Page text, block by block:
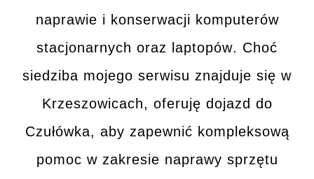
naprawie i konserwacji komputerów
stacjonarnych oraz laptopów. Choć
siedziba mojego serwisu znajduje się w
Krzeszowicach, oferuję dojazd do
Czułówka, aby zapewnić kompleksową
pomoc w zakresie naprawy sprzętu